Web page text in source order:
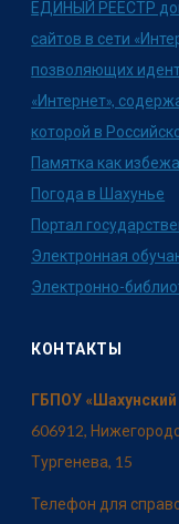
ЕДИНЫЙ РЕЕСТР
сайтов в сети
позволяющих
«Интернет»,
которой в
Памятка как
Погода в Шахунье
Портал
Электронная
Электронно-
КОНТАКТЫ
ГБПОУ
606912,
Тургенева, 15
Телефон для